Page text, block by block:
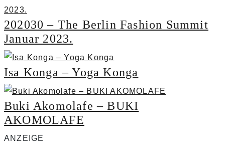
202030 – The Berlin Fashion Summit
Januar 2023.
Isa Konga – Yoga Konga
Buki Akomolafe – BUKI
AKOMOLAFE
ANZEIGE